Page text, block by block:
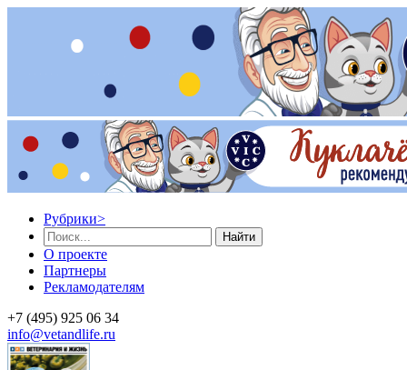
Рубрики>
Найти
О проекте
Партнеры
Рекламодателям
+7 (495) 925 06 34
info@vetandlife.ru